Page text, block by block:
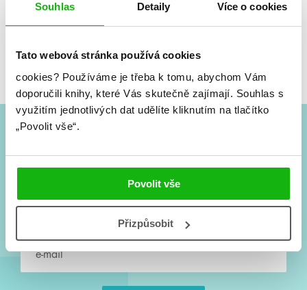
Souhlas Detaily Více o cookies
Tato webová stránka používá cookies
cookies? Používáme je třeba k tomu, abychom Vám
doporučili knihy, které Vás skutečně zajímají. Souhlas s
využitím jednotlivých dat udělíte kliknutím na tlačítko
„Povolit vše“.
Povolit vše
Přizpůsobit
Vše kolem #youngadult každý měsíc rovnou do mailu!
Nové knihy, co se chystá, kvízy, soutěže, autoři, filmové
a seriálové adaptace a další.